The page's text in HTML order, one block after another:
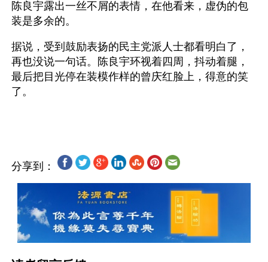
陈良宇露出一丝不屑的表情，在他看来，虚伪的包
装是多余的。
据说，受到鼓励表扬的民主党派人士都看明白了，
再也没说一句话。陈良宇环视着四周，抖动着腿，
最后把目光停在装模作样的曾庆红脸上，得意的笑
了。
分享到：